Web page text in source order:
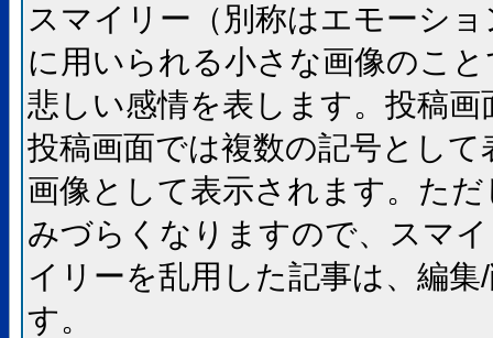
スマイリー（別称はエモーシ
に用いられる小さな画像のこ
悲しい感情を表します。投稿
投稿画面では複数の記号とし
画像として表示されます。た
みづらくなりますので、スマ
イリーを乱用した記事は、編
す。